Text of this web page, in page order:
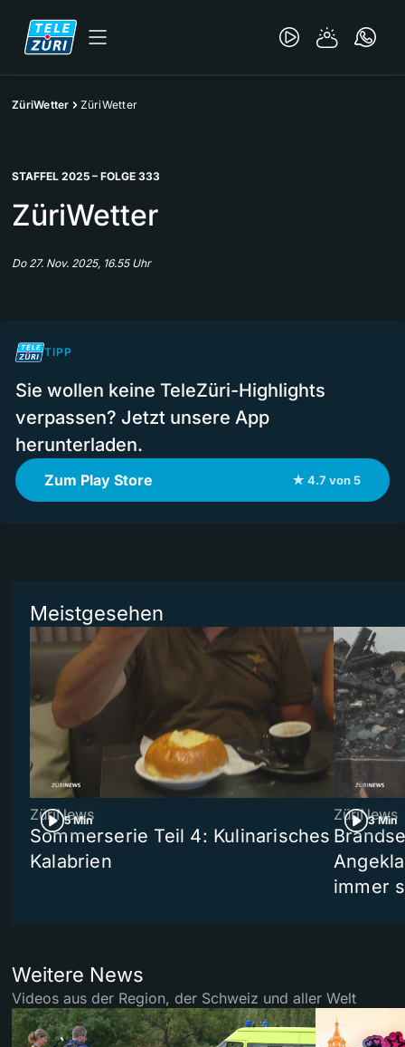
ZüriWetter ZüriWetter
STAFFEL 2025 – FOLGE 333
ZüriWetter
Do 27. Nov. 2025, 16.55 Uhr
TIPP
Sie wollen keine TeleZüri-Highlights
verpassen? Jetzt unsere App
herunterladen.
Zum Play Store ★ 4.7 von 5
Meistgesehen
5 Min
ZüriNews
Sommerserie Teil 4: Kulinarisches
Kalabrien
3 Min
ZüriNews
immer
Weitere News
Videos aus der Region, der Schweiz und aller Welt